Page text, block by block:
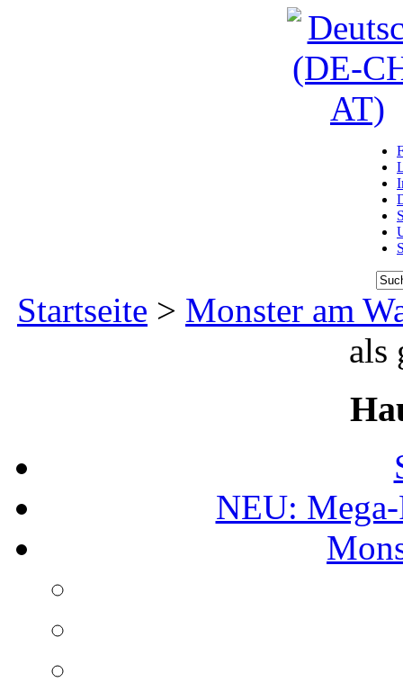
Startseite > Monster am
als
NEU: